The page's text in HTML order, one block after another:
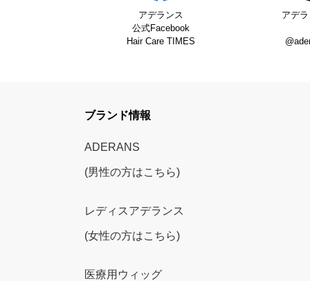
アデランス
公式Facebook
Hair Care TIMES
アデ
ブランド情報
ADERANS
(男性の方はこちら)
レディスアデランス
(女性の方はこちら)
医療用ウィッグ